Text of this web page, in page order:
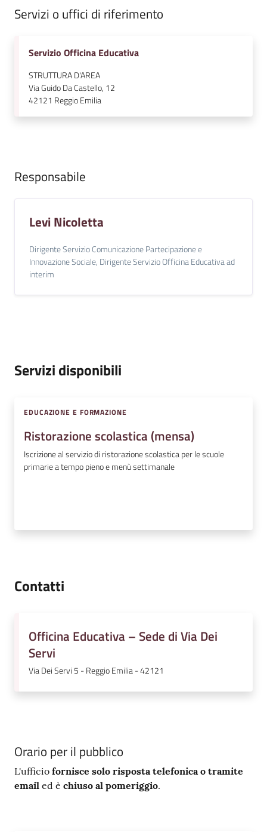
E
Servizi o uffici di riferimento
Servizio Officina Educativa
STRUTTURA D'AREA
Via Guido Da Castello, 12
42121 Reggio Emilia
Responsabile
Levi Nicoletta
Dirigente Servizio Comunicazione Partecipazione e
Innovazione Sociale, Dirigente Servizio Officina Educativa ad
interim
Servizi disponibili
EDUCAZIONE E FORMAZIONE
Ristorazione scolastica (mensa)
Iscrizione al servizio di ristorazione scolastica per le scuole
primarie a tempo pieno e menù settimanale
Contatti
Officina Educativa – Sede di Via Dei
Servi
Via Dei Servi 5 - Reggio Emilia - 42121
Orario per il pubblico
L'ufficio fornisce solo risposta telefonica o tramite
email ed è chiuso al pomeriggio.